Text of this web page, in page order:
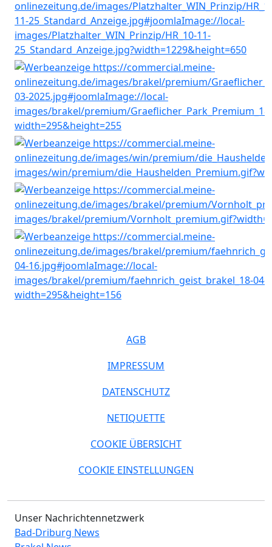
AGB
IMPRESSUM
DATENSCHUTZ
NETIQUETTE
COOKIE ÜBERSICHT
COOKIE EINSTELLUNGEN
Unser Nachrichtennetzwerk
Bad-Driburg News